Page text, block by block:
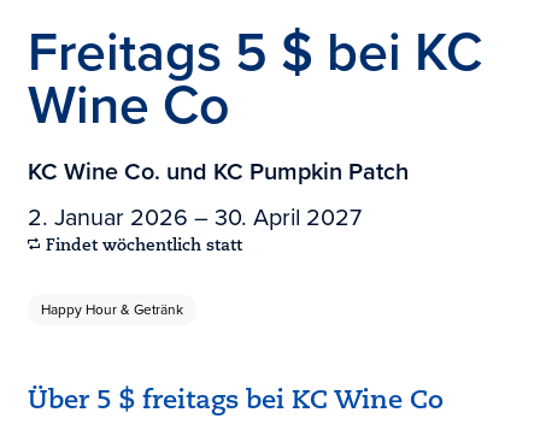
Freitags 5 $ bei KC
Wine Co
KC Wine Co. und KC Pumpkin Patch
2. Januar 2026 – 30. April 2027
Findet wöchentlich statt
Happy Hour & Getränk
Über 5 $ freitags bei KC Wine Co